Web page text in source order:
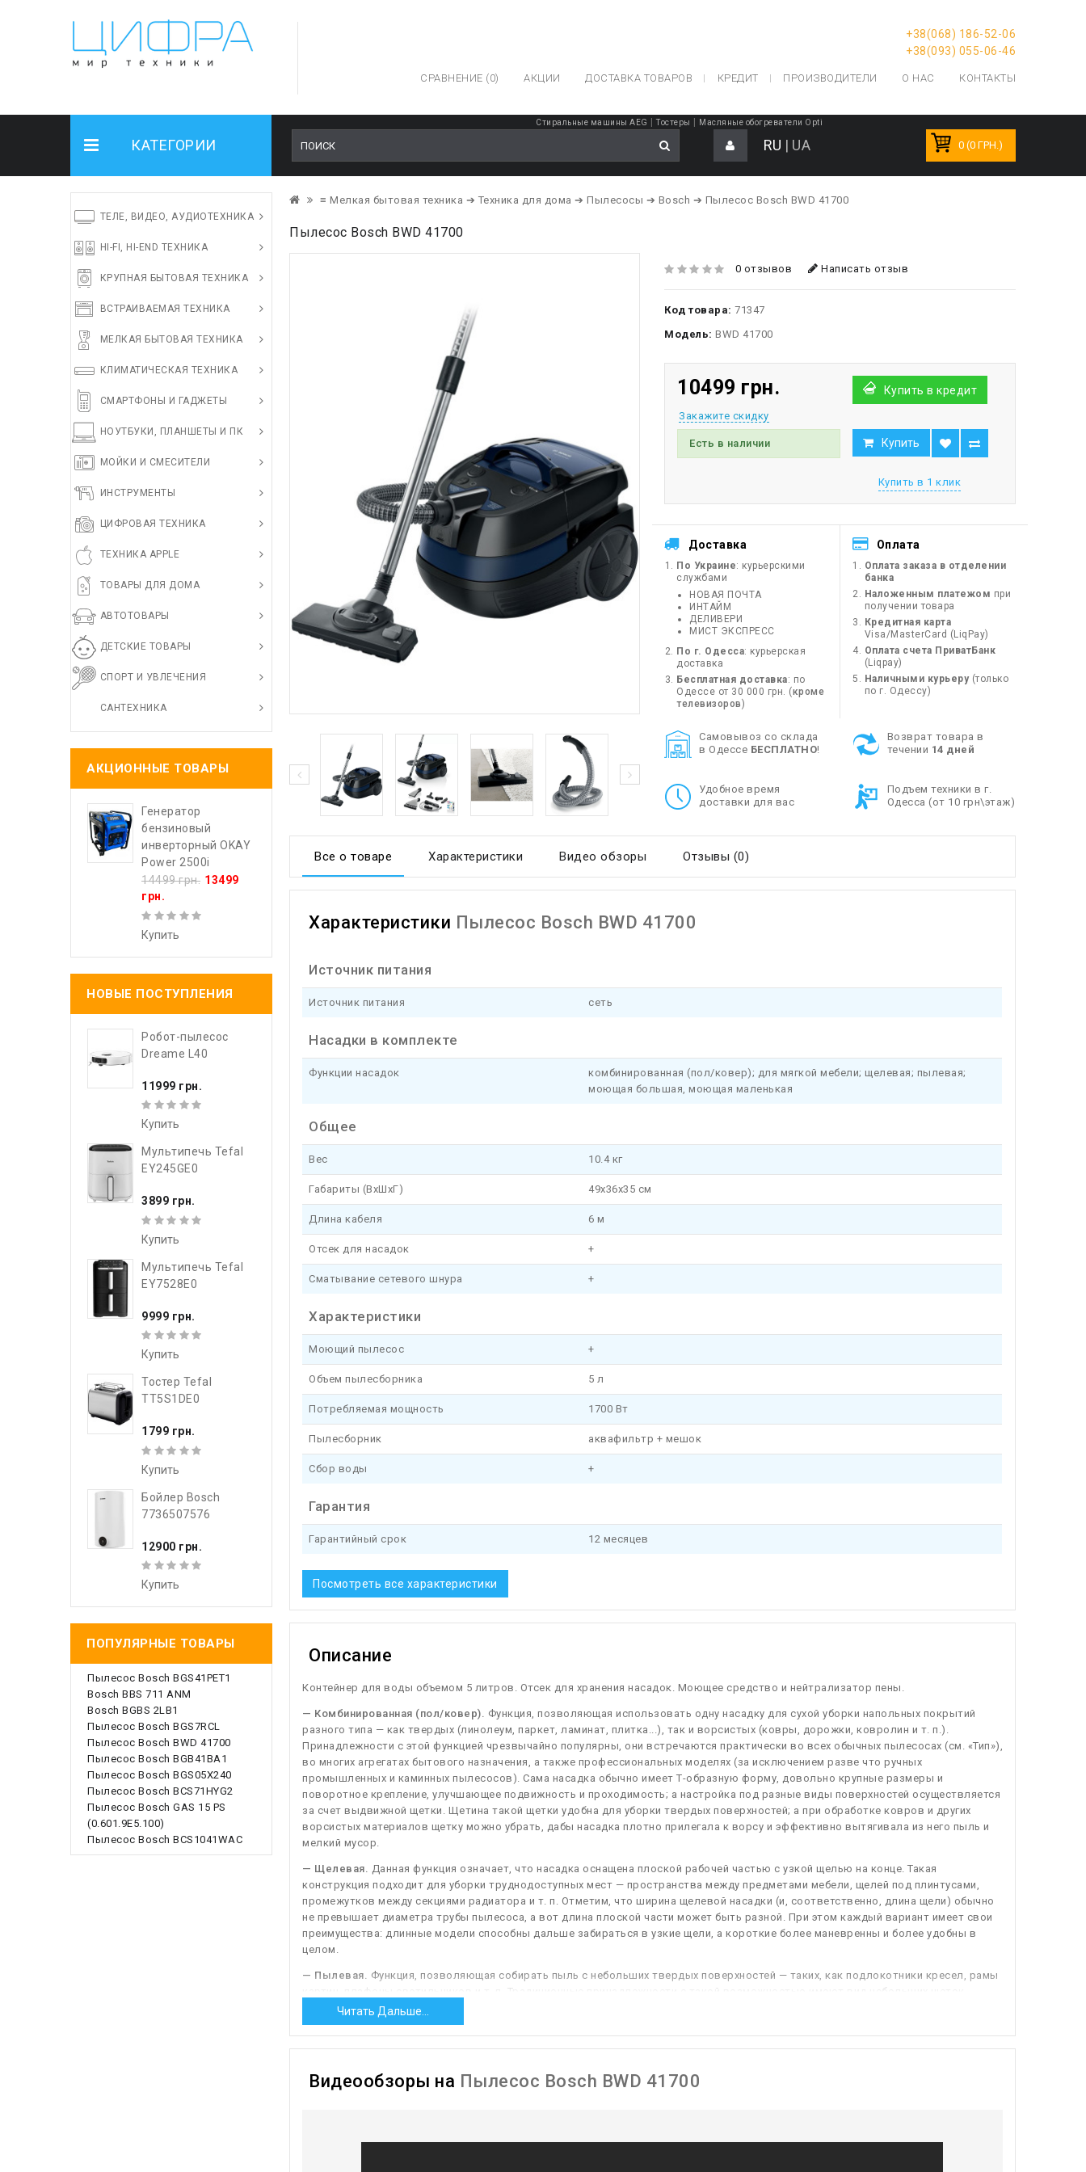
+38(068) 186-52-06
+38(093) 055-06-46
СРАВНЕНИЕ (0) АКЦИИ ДОСТАВКА ТОВАРОВ КРЕДИТ ПРОИЗВОДИТЕЛИ О НАС КОНТАКТЫ
КАТЕГОРИИ
Стиральные машины AEG |Тостеры Масляные обогреватели Opti
RU | UA 0 (0 ГРН.)
ТЕЛЕ, ВИДЕО, АУДИОТЕХНИКА
HI-FI, HI-END ТЕХНИКА
КРУПНАЯ БЫТОВАЯ ТЕХНИКА
ВСТРАИВАЕМАЯ ТЕХНИКА
МЕЛКАЯ БЫТОВАЯ ТЕХНИКА
КЛИМАТИЧЕСКАЯ ТЕХНИКА
СМАРТФОНЫ И ГАДЖЕТЫ
НОУТБУКИ, ПЛАНШЕТЫ И ПК
МОЙКИ И СМЕСИТЕЛИ
ИНСТРУМЕНТЫ
ЦИФРОВАЯ ТЕХНИКА
ТЕХНИКА APPLE
ТОВАРЫ ДЛЯ ДОМА
АВТОТОВАРЫ
ДЕТСКИЕ ТОВАРЫ
СПОРТ И УВЛЕЧЕНИЯ
САНТЕХНИКА
АКЦИОННЫЕ ТОВАРЫ
Генератор
бензиновый
инверторный OKAY
Power 2500i
14499 грн. 13499
грн.
Купить
НОВЫЕ ПОСТУПЛЕНИЯ
Робот-пылесос
Dreame L40
11999 грн.
Купить
Мультипечь Tefal
EY245GE0
3899 грн.
Купить
Мультипечь Tefal
EY7528E0
9999 грн.
Купить
Тостер Tefal
TT5S1DE0
1799 грн.
Купить
Бойлер Bosch
7736507576
12900 грн.
Купить
ПОПУЛЯРНЫЕ ТОВАРЫ
Пылесос Bosch BGS41PET1
Bosch BBS 711 ANM
Bosch BGBS 2LB1
Пылесос Bosch BGS7RCL
Пылесос Bosch BWD 41700
Пылесос Bosch BGB41BA1
Пылесос Bosch BGS05X240
Пылесос Bosch BCS71HYG2
Пылесос Bosch GAS 15 PS
(0.601.9E5.100)
Пылесос Bosch BCS1041WAC
≡ Мелкая бытовая техника ➔ Техника для дома ➔ Пылесосы ➔ Bosch ➔ Пылесос Bosch BWD 41700
Пылесос Bosch BWD 41700
0 отзывов Написать отзыв
Код товара: 71347
Модель: BWD 41700
10499 грн.
Закажите скидку
Купить в кредит
Есть в наличии Купить
Купить в 1 клик
Доставка
По Украине: курьерскими
службами
НОВАЯ ПОЧТА
ИНТАЙМ
ДЕЛИВЕРИ
МИСТ ЭКСПРЕСС
По г. Одесса: курьерская
доставка
Бесплатная доставка: по
Одессе от 30 000 грн. (кроме
телевизоров)
Оплата
Оплата заказа в отделении
банка
Наложенным платежом при
получении товара
Кредитная карта
Visa/MasterCard (LiqPay)
Оплата счета ПриватБанк
(Liqpay)
Наличными курьеру(только
по г. Одессу)
Cамовывоз со склада
в Одессе БЕСПЛАТНО!
Возврат товара в
течении 14 дней
Удобное время
доставки для вас
Подъем техники в г.
Одесса (от 10 грн\этаж)
Все о товаре Характеристики Видео обзоры Отзывы (0)
Характеристики Пылесос Bosch BWD 41700
Источник питания
Источник питания сеть
Насадки в комплекте
Функции насадок
комбинированная (пол/ковер); для мягкой мебели; щелевая; пылевая;
моющая большая, моющая маленькая
Общее
Вес 10.4 кг
Габариты (ВхШхГ) 49x36x35 см
Длина кабеля 6 м
Отсек для насадок +
Сматывание сетевого шнура +
Характеристики
Моющий пылесос +
Объем пылесборника 5 л
Потребляемая мощность 1700 Вт
Пылесборник аквафильтр + мешок
Сбор воды +
Гарантия
Гарантийный срок 12 месяцев
Посмотреть все характеристики
Описание
Контейнер для воды объемом 5 литров. Отсек для хранения насадок. Моющее средство и нейтрализатор пены.
— Комбинированная (пол/ковер). Функция, позволяющая использовать одну насадку для сухой уборки напольных покрытий
разного типа — как твердых (линолеум, паркет, ламинат, плитка...), так и ворсистых (ковры, дорожки, ковролин и т. п.).
Принадлежности с этой функцией чрезвычайно популярны, они встречаются практически во всех обычных пылесосах (см. «Тип»),
во многих агрегатах бытового назначения, а также профессиональных моделях (за исключением разве что ручных
промышленных и каминных пылесосов). Сама насадка обычно имеет Т-образную форму, довольно крупные размеры и
поворотное крепление, улучшающее подвижность и проходимость; а настройка под разные виды поверхностей осуществляется
за счет выдвижной щетки. Щетина такой щетки удобна для уборки твердых поверхностей; а при обработке ковров и других
ворсистых материалов щетку можно убрать, дабы насадка плотно прилегала к ворсу и эффективно вытягивала из него пыль и
мелкий мусор.
— Щелевая. Данная функция означает, что насадка оснащена плоской рабочей частью с узкой щелью на конце. Такая
конструкция подходит для уборки труднодоступных мест — пространства между предметами мебели, щелей под плинтусами,
промежутков между секциями радиатора и т. п. Отметим, что ширина щелевой насадки (и, соответственно, длина щели) обычно
не превышает диаметра трубы пылесоса, а вот длина плоской части может быть разной. При этом каждый вариант имеет свои
преимущества: длинные модели способны дальше забираться в узкие щели, а короткие более маневренны и более удобны в
целом.
— Пылевая. Функция, позволяющая собирать пыль с небольших твердых поверхностей — таких, как подлокотники кресел, рамы
картин, плафоны светильников и т. п. Традиционные принадлежности с такой возможностью имеют вид небольших щеток
круглой формы, однако встречается и другая разновидность (см. следующий пункт).
— Для мягкой мебели.Функция, позволяющая эффективно чистить обивку мягкой мебели и другие аналогичные предметы —
матрасы, сидения авто и т. п. Щетки с этой функцией могут иметь разную конструкцию и особенности применения. Простейший
щетины, однако нередко оснащаемое полосками из мелкого ворса — они эффективно собирают с обивки волосы и шерсть.
Читать Дальше...
Видеообзоры на Пылесос Bosch BWD 41700